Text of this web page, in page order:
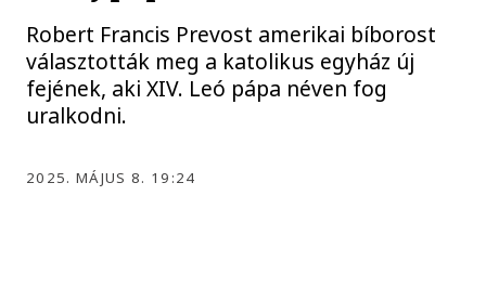
Robert Francis Prevost amerikai bíborost
választották meg a katolikus egyház új
fejének, aki XIV. Leó pápa néven fog
uralkodni.
2025. MÁJUS 8. 19:24